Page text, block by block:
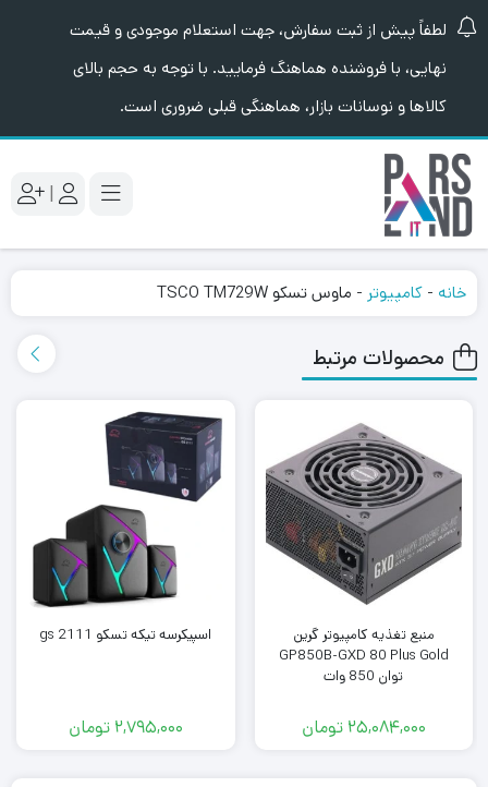
لطفاً پیش از ثبت سفارش، جهت استعلام موجودی و قیمت
نهایی، با فروشنده هماهنگ فرمایید. با توجه به حجم بالای
کالاها و نوسانات بازار، هماهنگی قبلی ضروری است.
|
خانه - کامپیوتر - ماوس تسکو TSCO TM729W
محصولات مرتبط
منبع تغذیه کامپیوتر گرین
GP850B-GXD 80 Plus Gold
توان 850 وات
25,084,000 تومان
اسپیکرسه تیکه تسکو gs 2111
2,795,000 تومان